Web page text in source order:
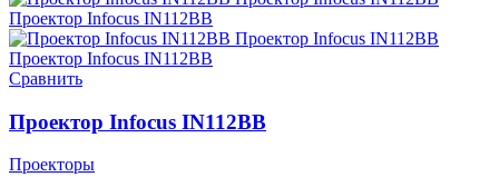
Сравнить
Проектор Infocus IN112BB
Проекторы